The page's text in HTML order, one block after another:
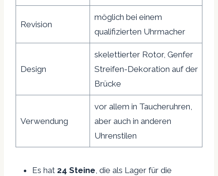
Revision
möglich bei einem
qualifizierten Uhrmacher
Design
skelettierter Rotor, Genfer
Streifen-Dekoration auf der
Brücke
Verwendung
vor allem in Taucheruhren,
aber auch in anderen
Uhrenstilen
Es hat 24 Steine, die als Lager für die